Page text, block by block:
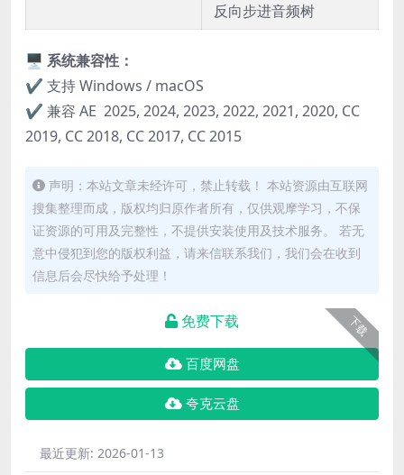
反向步进音频树
🖥️ 系统兼容性：
✔ 支持 Windows / macOS
✔ 兼容 AE 2025, 2024, 2023, 2022, 2021, 2020, CC
2019, CC 2018, CC 2017, CC 2015
声明：本站文章未经许可，禁止转载！ 本站资源由互联网
搜集整理而成，版权均归原作者所有，仅供观摩学习，不保
证资源的可用及完整性，不提供安装使用及技术服务。 若无
意中侵犯到您的版权利益，请来信联系我们，我们会在收到
信息后会尽快给予处理！
下载
免费下载
百度网盘
夸克云盘
最近更新: 2026-01-13